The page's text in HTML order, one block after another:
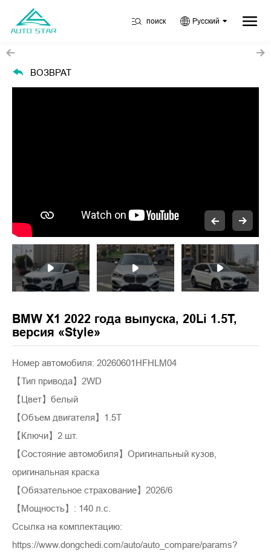
поиск Русский
ВОЗВРАТ
BMW X1 2022 года выпуска, 20Li 1.5T,
версия «Style»
Номер автомобиля: 20260601HFHLM04
【Тип привода】2WD
【Цвет】белый
【Объем двигателя】1.5T
【Ключи】2 шт.
【Состояние автомобиля】Оригинальный кузов,
оригинальная краска
【Обязательное страхование】2026/6
【Мощность】: 140 л.с.
Ссылка на комплектацию:
https://www.dongchedi.com/auto/auto_compare/params?